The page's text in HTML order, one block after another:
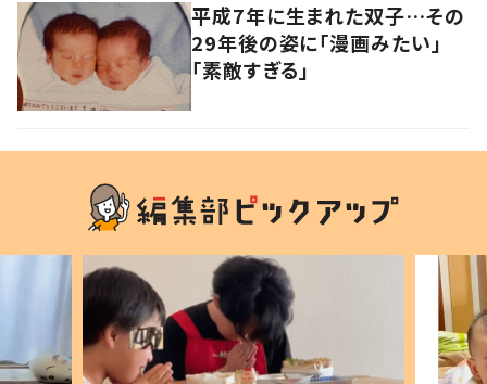
平成7年に生まれた双子…その
29年後の姿に「漫画みたい」
「素敵すぎる」